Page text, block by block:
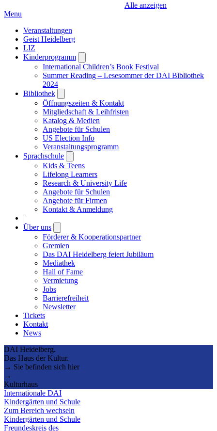
Alle anzeigen
Menu
Veranstaltungen
Geist Heidelberg
LIZ
Kinderprogramm
submenu
International Children’s Book Festival
Summer Reading – Lesesommer der DAI Bibliothek
2024
Bibliothek
submenu
Öffnungszeiten & Kontakt
Mitgliedschaft & Leihfristen
Katalog & Medien
Angebote für Schulen
US Election Info
Veranstaltungsprogramm
Sprachschule
submenu
Kids & Teens
Lifelong Learners
Research & University Life
Angebote für Schulen
Angebote für Firmen
Kontakt & Anmeldung
|
Über uns
submenu
Förderer & Kooperationspartner
Gremien
Das DAI Heidelberg feiert Jubiläum
Mediathek
Hall of Fame
Vermietung
Jobs
Barrierefreiheit
Newsletter
Tickets
Kontakt
News
DAI Heidelberg.
Das Haus der Kultur.
→ Sie befinden sich hier
→
Kulturhaus
Internationale DAI
Kindergärten und Schule
Zum Bereich wechseln
Kindergärten und Schule
Freundeskreis des